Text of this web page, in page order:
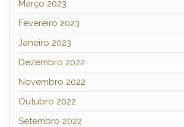
Março 2023
Fevereiro 2023
Janeiro 2023
Dezembro 2022
Novembro 2022
Outubro 2022
Setembro 2022